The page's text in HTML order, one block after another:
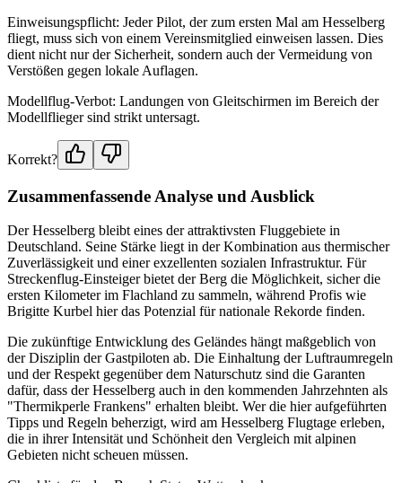
Einweisungspflicht: Jeder Pilot, der zum ersten Mal am Hesselberg
fliegt, muss sich von einem Vereinsmitglied einweisen lassen. Dies
dient nicht nur der Sicherheit, sondern auch der Vermeidung von
Verstößen gegen lokale Auflagen.
Modellflug-Verbot: Landungen von Gleitschirmen im Bereich der
Modellflieger sind strikt untersagt.
Korrekt?
Zusammenfassende Analyse und Ausblick
Der Hesselberg bleibt eines der attraktivsten Fluggebiete in
Deutschland. Seine Stärke liegt in der Kombination aus thermischer
Zuverlässigkeit und einer exzellenten sozialen Infrastruktur. Für
Streckenflug-Einsteiger bietet der Berg die Möglichkeit, sicher die
ersten Kilometer im Flachland zu sammeln, während Profis wie
Brigitte Kurbel hier das Potenzial für nationale Rekorde finden.
Die zukünftige Entwicklung des Geländes hängt maßgeblich von
der Disziplin der Gastpiloten ab. Die Einhaltung der Luftraumregeln
und der Respekt gegenüber dem Naturschutz sind die Garanten
dafür, dass der Hesselberg auch in den kommenden Jahrzehnten als
"Thermikperle Frankens" erhalten bleibt. Wer die hier aufgeführten
Tipps und Regeln beherzigt, wird am Hesselberg Flugtage erleben,
die in ihrer Intensität und Schönheit den Vergleich mit alpinen
Gebieten nicht scheuen müssen.